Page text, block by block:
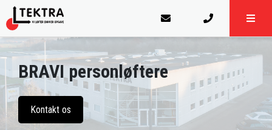
BRAVI personløftere
Kontakt os